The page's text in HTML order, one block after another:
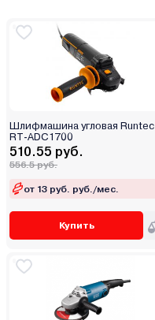
Шлифмашина угловая Runtec
RT-ADC1700
510.55 руб.
556.5 руб.
от 13 руб. руб./мес.
Купить